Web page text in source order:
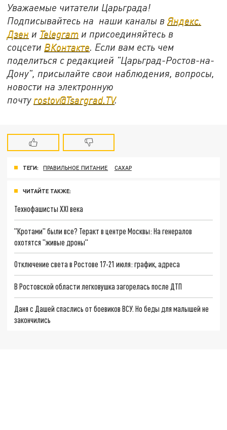
Уважаемые читатели Царьграда!
Подписывайтесь на наши каналы в Яндекс.
Дзен и Telegram и присоединяйтесь в
соцсети ВКонтакте . Если вам есть чем
поделиться с редакцией "Царьград-Ростов-на-
Дону", присылайте свои наблюдения, вопросы,
новости на электронную
почту rostov@Tsargrad.ТV.
ТЕГИ: ПРАВИЛЬНОЕ ПИТАНИЕ САХАР
ЧИТАЙТЕ ТАКЖЕ:
Технофашисты XXI века
"Кротами" были все? Теракт в центре Москвы: На генералов
охотятся "живые дроны"
Отключение света в Ростове 17-21 июля: график, адреса
В Ростовской области легковушка загорелась после ДТП
Даня с Дашей спаслись от боевиков ВСУ. Но беды для малышей не
закончились